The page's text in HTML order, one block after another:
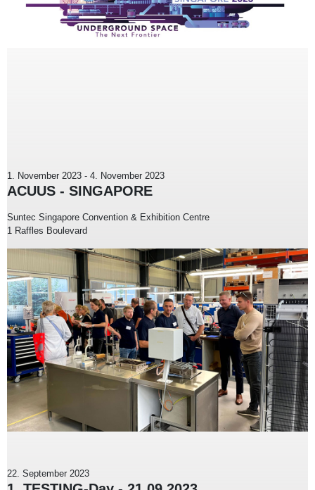
1. November 2023 - 4. November 2023
ACUUS - SINGAPORE
Suntec Singapore Convention & Exhibition Centre
1 Raffles Boulevard
22. September 2023